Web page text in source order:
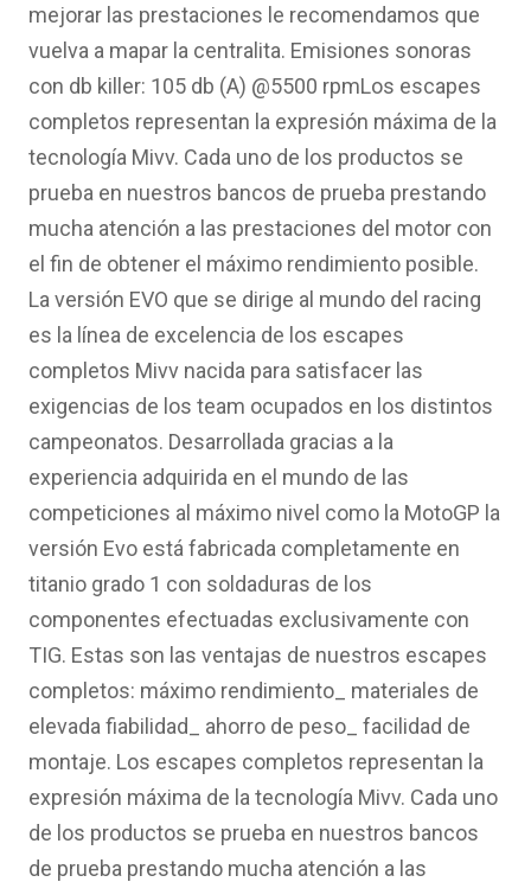
mejorar las prestaciones le recomendamos que
vuelva a mapar la centralita. Emisiones sonoras
con db killer: 105 db (A) @5500 rpmLos escapes
completos representan la expresión máxima de la
tecnología Mivv. Cada uno de los productos se
prueba en nuestros bancos de prueba prestando
mucha atención a las prestaciones del motor con
el fin de obtener el máximo rendimiento posible.
La versión EVO que se dirige al mundo del racing
es la línea de excelencia de los escapes
completos Mivv nacida para satisfacer las
exigencias de los team ocupados en los distintos
campeonatos. Desarrollada gracias a la
experiencia adquirida en el mundo de las
competiciones al máximo nivel como la MotoGP la
versión Evo está fabricada completamente en
titanio grado 1 con soldaduras de los
componentes efectuadas exclusivamente con
TIG. Estas son las ventajas de nuestros escapes
completos: máximo rendimiento_ materiales de
elevada fiabilidad_ ahorro de peso_ facilidad de
montaje. Los escapes completos representan la
expresión máxima de la tecnología Mivv. Cada uno
de los productos se prueba en nuestros bancos
de prueba prestando mucha atención a las